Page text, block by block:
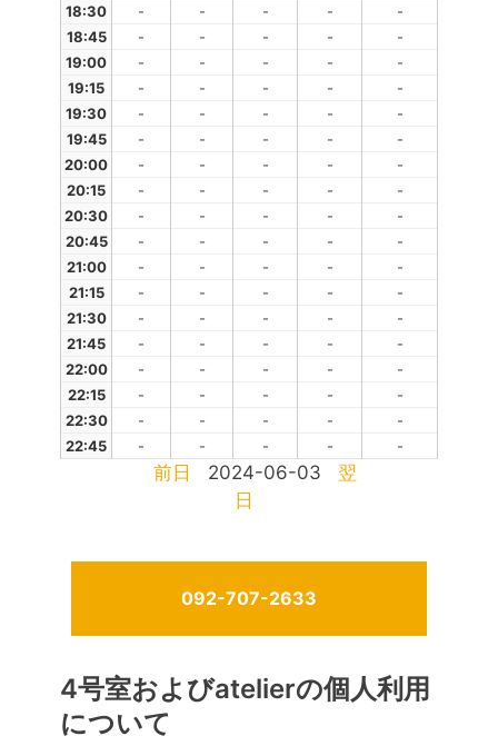
18:30
- - - -
-
18:45
- - - -
-
19:00
- - - -
-
19:15
- - - -
-
19:30
- - - -
-
19:45
- - - -
-
20:00
- - - -
-
20:15
- - - -
-
20:30
- - - -
-
20:45
- - - -
-
21:00
- - - -
-
21:15
- - - -
-
21:30
- - - -
-
21:45
- - - -
-
22:00
- - - -
-
22:15
- - - -
-
22:30
- - - -
-
22:45
- - - - -
前日 2024-06-03
翌
日
092-707-2633
4号室およびatelierの個人利用
について